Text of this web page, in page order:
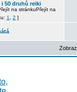
i 50 druhů reiki
Přejít na
1 2 ]